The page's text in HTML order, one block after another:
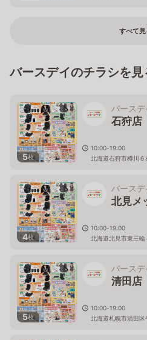
すべて見
バースデイのチラシを見
5枚
バースデ
石狩店
10:00-19:00
北海道石狩市樽川６
4枚
バースデ
北見メ
10:00-19:00
北海道北見市東三輪
5枚
バースデ
清田店
10:00-19:00
北海道札幌市清田区